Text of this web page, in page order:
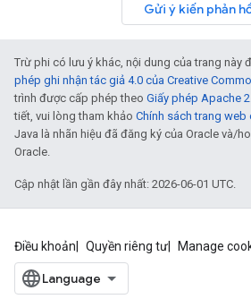
Gửi ý kiến phản
Trừ phi có lưu ý khác, nội dung của trang này
phép ghi nhận tác giả 4.0 của Creative
trình được cấp phép theo Giấy phép Apache
tiết, vui lòng tham khảo Chính sách trang
Java là nhãn hiệu đã đăng ký của Oracle và/
Oracle.
Cập nhật lần gần đây nhất: 2026-06-01 UTC.
Điều khoản Quyền riêng tư Manage